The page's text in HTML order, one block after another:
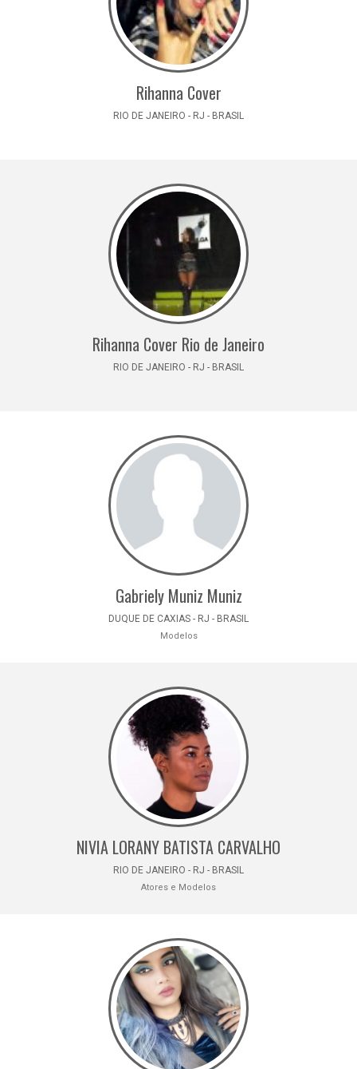
Rihanna Cover
RIO DE JANEIRO - RJ - BRASIL
Rihanna Cover Rio de Janeiro
RIO DE JANEIRO - RJ - BRASIL
Gabriely Muniz Muniz
DUQUE DE CAXIAS - RJ - BRASIL
Modelos
NIVIA LORANY BATISTA CARVALHO
RIO DE JANEIRO - RJ - BRASIL
Atores e Modelos